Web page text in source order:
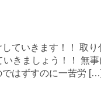
ていきます！！ 取り
きましょう！！ 無事
ではずすのに一苦労 […]